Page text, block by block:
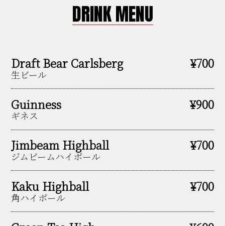
DRINK MENU
Draft Bear Carlsberg
生ビール
¥700
Guinness
ギネス
¥900
Jimbeam Highball
ジムビームハイボール
¥700
Kaku Highball
角ハイボール
¥700